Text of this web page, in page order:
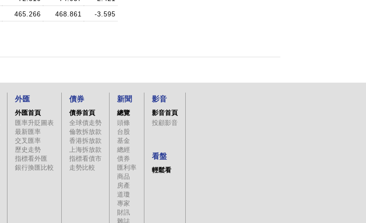
465.266 468.861 -3.595
外匯
外匯首頁
匯率升貶圖表
最新匯率
交叉匯率
歷史走勢
指標看外匯
銀行換匯比較
債券
債券首頁
全球債走勢
倫敦拆放款
香港拆放款
上海拆放款
指標看債市
走勢比較
新聞
總覽
頭條
台股
基金
總經
債券
匯利率
商品
房產
道瓊
專家
財訊
雜誌
影音
影音首頁
投顧影音
看盤
輕鬆看